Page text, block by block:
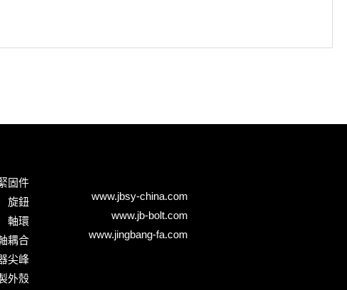
固件
旋鈕
軸環
耦合
尖峰
外殼
www.jbsy-china.com
www.jb-bolt.com
www.jingbang-fa.com